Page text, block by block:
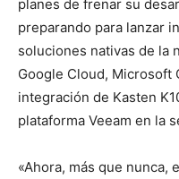
planes de frenar su
preparando para lanzar
soluciones nativas de la
Google Cloud, Microsoft
integración de Kasten
plataforma Veeam en la
«Ahora, más que nunca,